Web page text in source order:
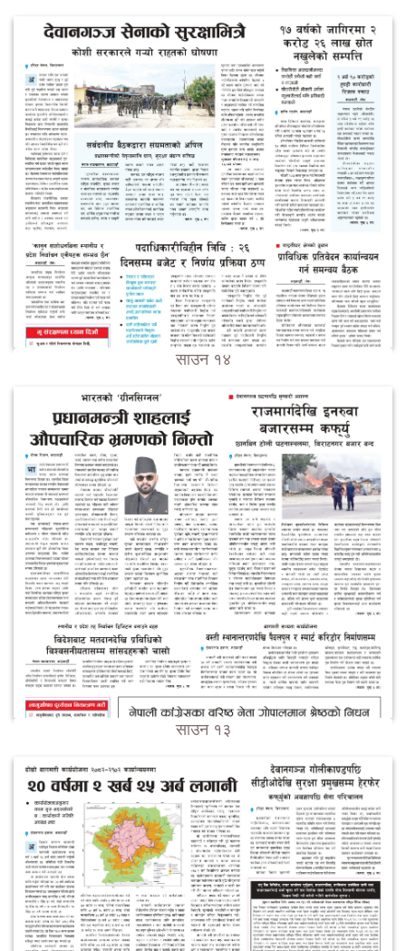
साउन १४
साउन १३